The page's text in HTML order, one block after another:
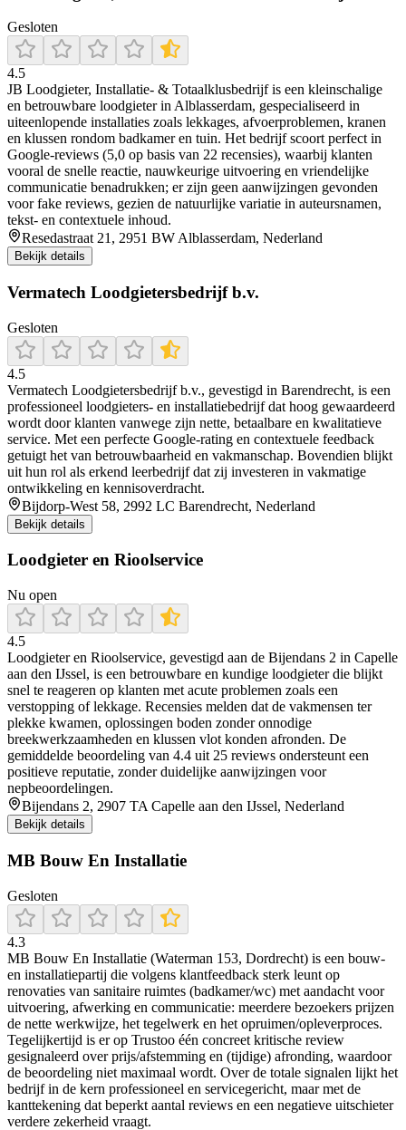
Gesloten
4.5
JB Loodgieter, Installatie‑ & Totaalklusbedrijf is een kleinschalige
en betrouwbare loodgieter in Alblasserdam, gespecialiseerd in
uiteenlopende installaties zoals lekkages, afvoerproblemen, kranen
en klussen rondom badkamer en tuin. Het bedrijf scoort perfect in
Google‑reviews (5,0 op basis van 22 recensies), waarbij klanten
vooral de snelle reactie, nauwkeurige uitvoering en vriendelijke
communicatie benadrukken; er zijn geen aanwijzingen gevonden
voor fake reviews, gezien de natuurlijke variatie in auteursnamen,
tekst- en contextuele inhoud.
Resedastraat 21, 2951 BW Alblasserdam, Nederland
Bekijk details
Vermatech Loodgietersbedrijf b.v.
Gesloten
4.5
Vermatech Loodgietersbedrijf b.v., gevestigd in Barendrecht, is een
professioneel loodgieters- en installatiebedrijf dat hoog gewaardeerd
wordt door klanten vanwege zijn nette, betaalbare en kwalitatieve
service. Met een perfecte Google-rating en contextuele feedback
getuigt het van betrouwbaarheid en vakmanschap. Bovendien blijkt
uit hun rol als erkend leerbedrijf dat zij investeren in vakmatige
ontwikkeling en kennisoverdracht.
Bijdorp-West 58, 2992 LC Barendrecht, Nederland
Bekijk details
Loodgieter en Rioolservice
Nu open
4.5
Loodgieter en Rioolservice, gevestigd aan de Bijendans 2 in Capelle
aan den IJssel, is een betrouwbare en kundige loodgieter die blijkt
snel te reageren op klanten met acute problemen zoals een
verstopping of lekkage. Recensies melden dat de vakmensen ter
plekke kwamen, oplossingen boden zonder onnodige
breekwerkzaamheden en klussen vlot konden afronden. De
gemiddelde beoordeling van 4.4 uit 25 reviews ondersteunt een
positieve reputatie, zonder duidelijke aanwijzingen voor
nepbeoordelingen.
Bijendans 2, 2907 TA Capelle aan den IJssel, Nederland
Bekijk details
MB Bouw En Installatie
Gesloten
4.3
MB Bouw En Installatie (Waterman 153, Dordrecht) is een bouw-
en installatiepartij die volgens klantfeedback sterk leunt op
renovaties van sanitaire ruimtes (badkamer/wc) met aandacht voor
uitvoering, afwerking en communicatie: meerdere bezoekers prijzen
de nette werkwijze, het tegelwerk en het opruimen/opleverproces.
Tegelijkertijd is er op Trustoo één concreet kritische review
gesignaleerd over prijs/afstemming en (tijdige) afronding, waardoor
de beoordeling niet maximaal wordt. Over de totale signalen lijkt het
bedrijf in de kern professioneel en servicegericht, maar met de
kanttekening dat beperkt aantal reviews en een negatieve uitschieter
verdere zekerheid vraagt.